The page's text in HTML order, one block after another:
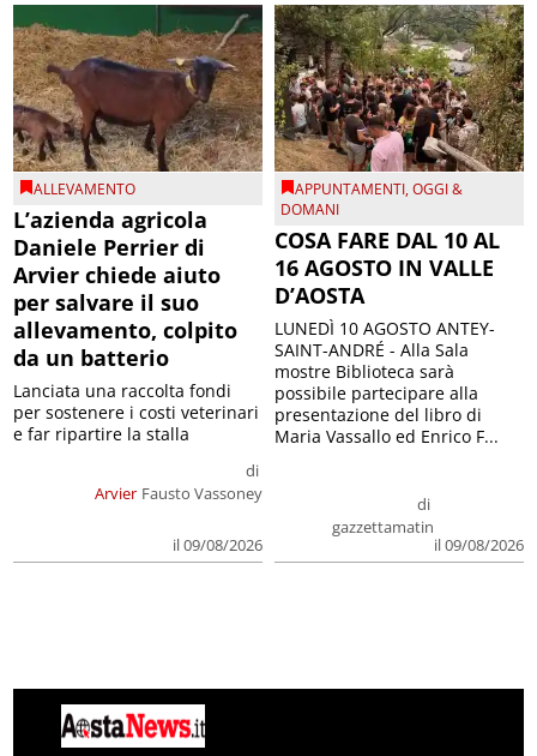
ALLEVAMENTO
L’azienda agricola
Daniele Perrier di
Arvier chiede aiuto
per salvare il suo
allevamento, colpito
da un batterio
Arvier
di
Fausto Vassoney
il 09/08/2026
Lanciata una raccolta fondi
per sostenere i costi veterinari
e far ripartire la stalla
APPUNTAMENTI,OGGI &
DOMANI
COSA FARE DAL 10 AL
16 AGOSTO IN VALLE
D’AOSTA
di
gazzettamatin
il 09/08/2026
LUNEDÌ 10 AGOSTO ANTEY-
SAINT-ANDRÉ - Alla Sala
mostre Biblioteca sarà
possibile partecipare alla
presentazione del libro di
Maria Vassallo ed Enrico F...